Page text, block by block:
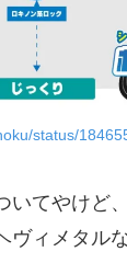
status/
いてやけど
ヴィメタル